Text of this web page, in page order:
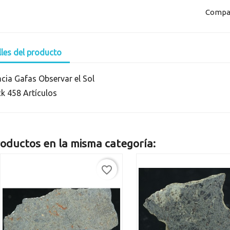
del producto
Gafas Observar el Sol
458 Artículos
en la misma categoría:
favorite_border